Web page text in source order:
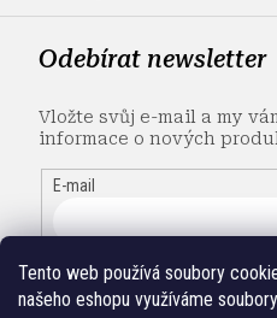
Tento web používá soubory
našeho eshopu využíváme
Odebírat newsletter
Vložte svůj e-mail a my
informace o nových
E-mail